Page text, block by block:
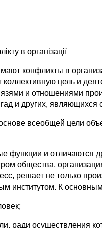
в організації
конфликты в
цель и
и отношениями
и других,
всеобщей цели
и отличаются
общества,
решает не только
институтом. К
ради осуществления